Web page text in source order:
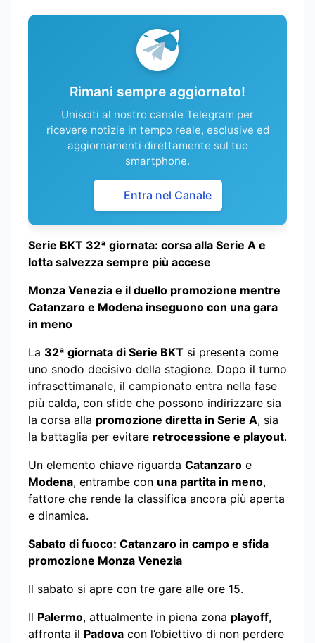
Rimani sempre aggiornato!
Unisciti al nostro canale Telegram per
ricevere notizie in tempo reale, esclusive ed
aggiornamenti direttamente sul tuo
smartphone.
Entra nel Canale
Serie BKT 32ª giornata: corsa alla Serie A e
lotta salvezza sempre più accese
Monza Venezia e il duello promozione mentre
Catanzaro e Modena inseguono con una gara
in meno
La 32ª giornata di Serie BKT si presenta come
uno snodo decisivo della stagione. Dopo il turno
infrasettimanale, il campionato entra nella fase
più calda, con sfide che possono indirizzare sia
la corsa alla promozione diretta in Serie A, sia
la battaglia per evitare retrocessione e playout.
Un elemento chiave riguarda Catanzaro e
Modena, entrambe con una partita in meno,
fattore che rende la classifica ancora più aperta
e dinamica.
Sabato di fuoco: Catanzaro in campo e sfida
promozione Monza Venezia
Il sabato si apre con tre gare alle ore 15.
Il Palermo, attualmente in piena zona playoff,
affronta il Padova con l’obiettivo di non perdere